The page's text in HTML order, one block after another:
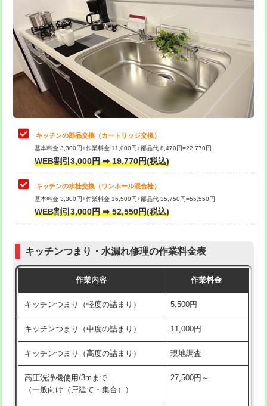
給水管工事※（バンド止め) 3,300円
給水管工事※（支持金具設置) 5,500円
給水管工事※（保温材使用（バンド止
め込み）)
5,500円
給水管工事※（土の掘削・埋め戻し作
11,000円
給水管工事※（塩ビ管（VP・HI）使
用/3ｍまで)
給水管工事※（塩ビ管（VP・HI）使
用（追加）/3ｍ超え)
給水管工事※（ライニング鋼管・銅
管・ポリ管・HT管使用/3ｍまで)
44,000円
管・ポリ管・HT管使用/3ｍ超え)
排水管工事（土の掘削・埋め戻し作
11,000円~
排水管工事（排水管工事/3ｍまで） 55,000円
排水管工事（追加 排水管工事/3ｍ超
+11,000円
マス交換（土の掘削・埋め戻し作業）
マス交換（深さ50㎝未満）
追加トーラー機使用/3m超え +3,300円
カメラ調査 33,000円
桝清掃 8,800円
止水・漏水調査・防水処理・清掃・修
理・調整・分解・加工など（軽作業）
11,000円
止水・漏水調査・防水処理・清掃・修
理・調整・分解・加工など（中作業）
22,000円
止水・漏水調査・防水処理・清掃・修
理・調整・分解・加工など（重作業）
33,000円
お風呂タンク脱着
その他部品の脱着
式・ワンホール）)
交換・取付(排水栓・排水トラップ
22,000円+材料費
持込商品取付（単水栓）
キッチンの部品交換（カートリッジ交換）
基本料金 3,300円+作業料金 11,000円+部品代 8,470円=22,770円
WEB割引3,000円 ➡ 19,770円(税込)
キッチンの水栓交換（ワンホール混合栓）
基本料金 3,300円+作業料金 16,500円+部品代 35,750円=55,550円
WEB割引3,000円 ➡ 52,550円(税込)
キッチンつまり・水漏れ修理の作業料金表
作業内容 作業料金
キッチンつまり（軽度の詰まり） 5,500円
キッチンつまり（中度の詰まり） 11,000円
キッチンつまり（高度の詰まり） 現地調査
高圧洗浄機使用/3mまで
（一般向け（戸建て・集合））
27,500円～